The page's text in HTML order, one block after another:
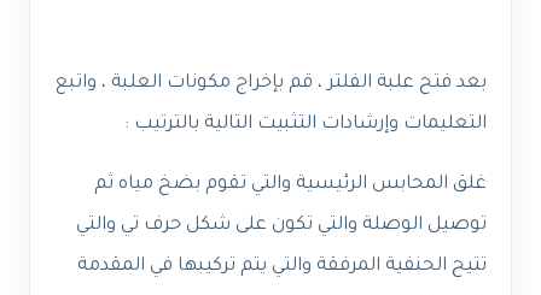
بعد فتح علبة الفلتر ، قم بإخراج مكونات العلبة ، واتبع
التعليمات وإرشادات التثبيت التالية بالترتيب :
غلق المحابس الرئيسية والتي تقوم بضخ مياه ثم
توصيل الوصلة والتي تكون على شكل حرف تي والتي
تتيح الحنفية المرفقة والتي يتم تركيبها في المقدمة